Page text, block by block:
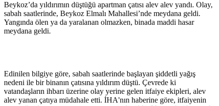
Beykoz’da yıldırımın düştüğü apartman çatısı alev alev yandı. Olay,
sabah saatlerinde, Beykoz Elmalı Mahallesi’nde meydana geldi.
Yangında ölen ya da yaralanan olmazken, binada maddi hasar
meydana geldi.
Edinilen bilgiye göre, sabah saatlerinde başlayan şiddetli yağış
nedeni ile bir binanın çatısına yıldırım düştü. Çevrede ki
vatandaşların ihbarı üzerine olay yerine gelen itfaiye ekipleri, alev
alev yanan çatıya müdahale etti. İHA'nın haberine göre, itfaiyenin